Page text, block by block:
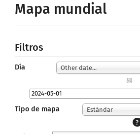
Mapa mundial
Filtros
Día Other date...
📆
Tipo de mapa
Estándar
?